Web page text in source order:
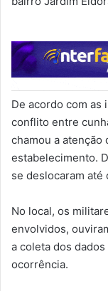
De acordo com as
conflito entre
chamou a atenção
estabelecimento.
se deslocaram até
No local, os
envolvidos,
a coleta dos
ocorrência.